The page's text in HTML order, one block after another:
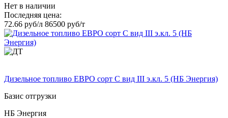
Нет в наличии
Последняя цена:
72.66 руб/л 86500 руб/т
Дизельное топливо ЕВРО сорт C вид III э.кл. 5 (НБ Энергия)
Базис отгрузки
НБ Энергия